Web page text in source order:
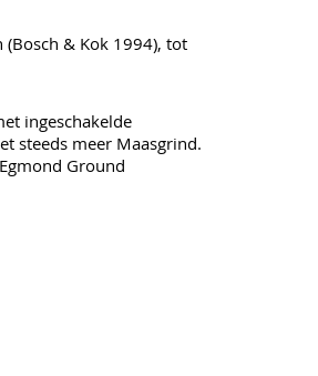
& Kok 1994), tot
ingeschakelde
steeds meer Maasgrind.
Ground